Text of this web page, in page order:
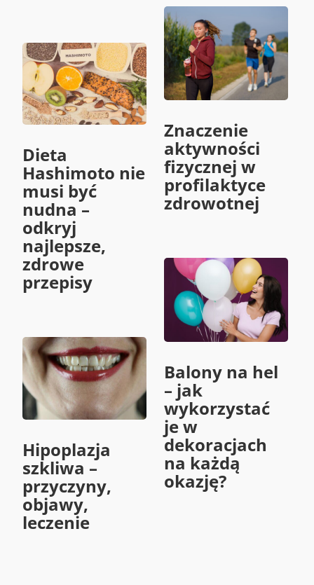
Dieta
Hashimoto nie
musi być
nudna –
odkryj
najlepsze,
zdrowe
przepisy
Hipoplazja
szkliwa –
przyczyny,
objawy,
leczenie
Znaczenie
aktywności
fizycznej w
profilaktyce
zdrowotnej
Balony na hel
– jak
wykorzystać
je w
dekoracjach
na każdą
okazję?